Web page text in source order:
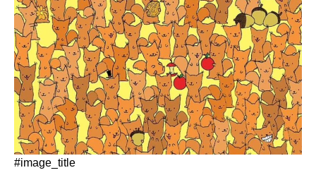
#image_title